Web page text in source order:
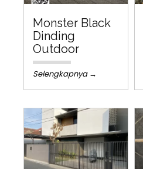
Monster Black
Dinding
Outdoor
Selengkapnya →